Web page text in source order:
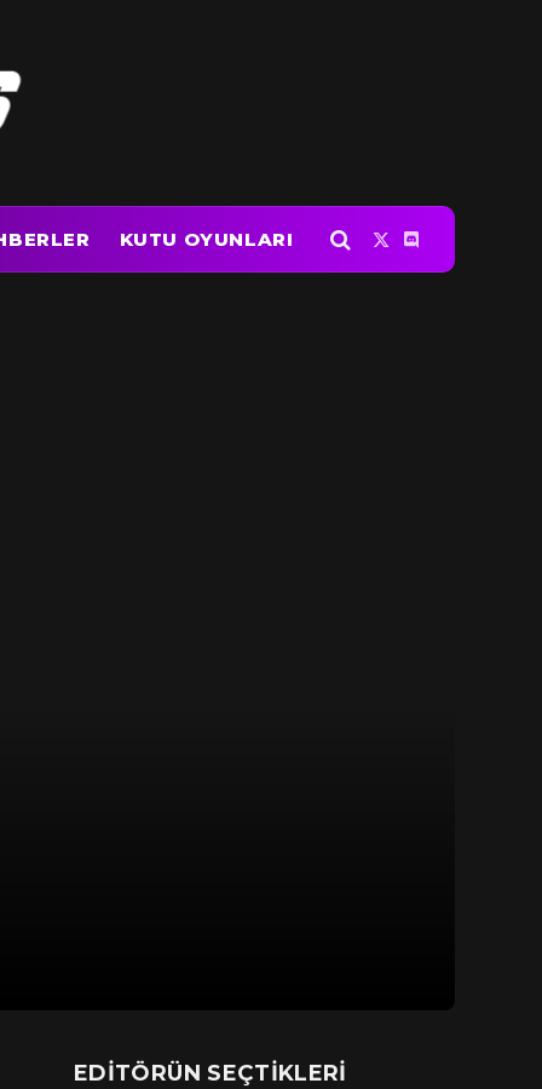
KUTU OYUNLARI
X
(Twitter)
Discord
EDITÖRÜN SEÇTIKLERI